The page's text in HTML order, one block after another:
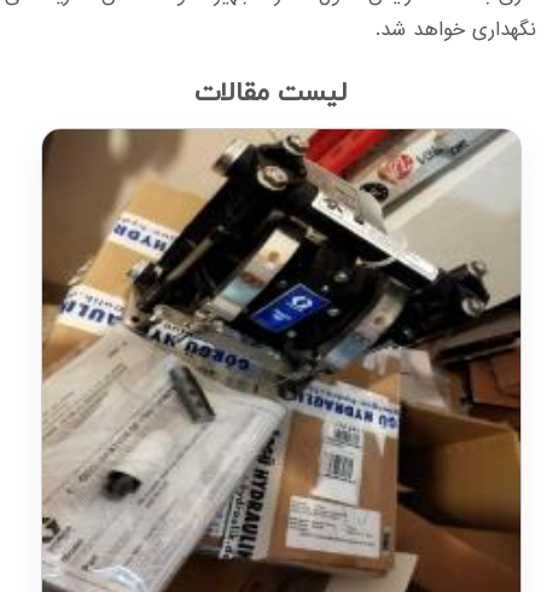
نگهداری خواهد شد.
لیست مقالات